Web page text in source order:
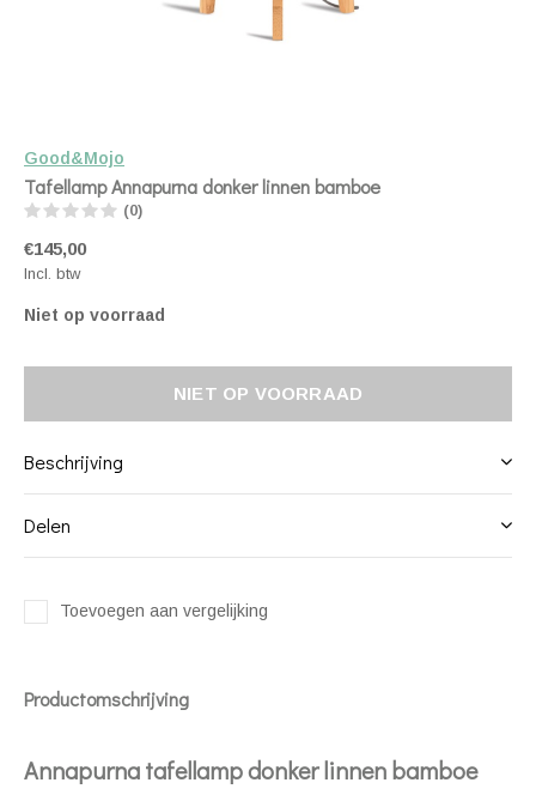
Good&Mojo
Tafellamp Annapurna donker linnen bamboe
(0)
€145,00
Incl. btw
Niet op voorraad
NIET OP VOORRAAD
Beschrijving
Delen
Toevoegen aan vergelijking
Productomschrijving
Annapurna tafellamp donker linnen bamboe